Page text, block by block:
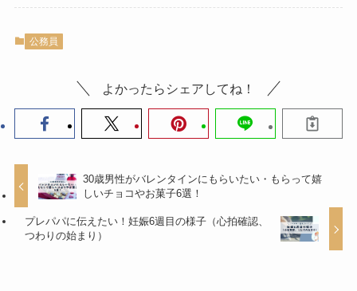
公務員
よかったらシェアしてね！
30歳男性がバレンタインにもらいたい・もらって嬉
しいチョコやお菓子6選！
プレパパに伝えたい！妊娠6週目の様子（心拍確認、
つわりの始まり）